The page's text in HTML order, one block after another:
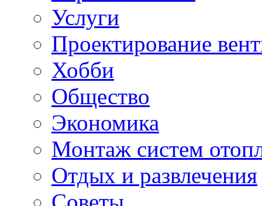
Услуги
Проектирование
Хобби
Общество
Экономика
Монтаж систем
Отдых и развлечения